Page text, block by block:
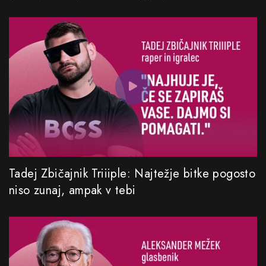
Tadej Zbičajnik Triiiple: Najtežje bitke pogosto
niso zunaj, ampak v tebi